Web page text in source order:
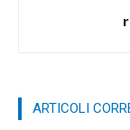
ARTICOLI